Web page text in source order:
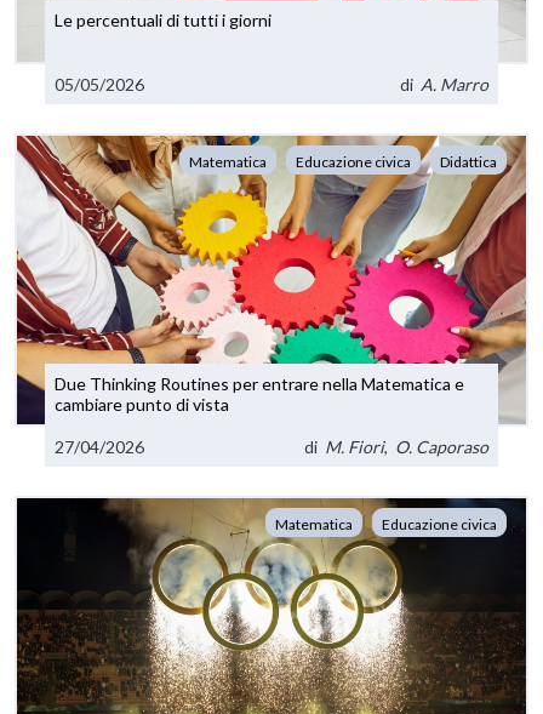
Le percentuali di tutti i giorni
05/05/2026 di A. Marro
Matematica Educazione civica Didattica
Due Thinking Routines per entrare nella Matematica e
cambiare punto di vista
27/04/2026 di M. Fiori, O. Caporaso
Matematica Educazione civica